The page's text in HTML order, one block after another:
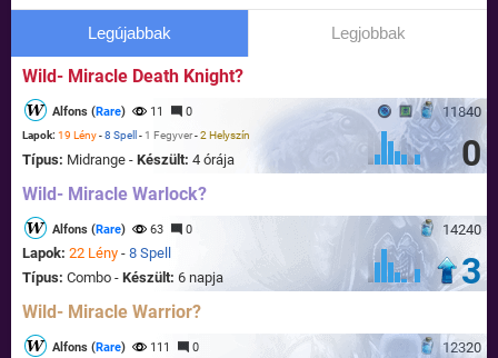
Legújabbak Legjobbak
Wild- Miracle Death Knight?
11840
Alfons (Rare) 11 0
Lapok: 19 Lény-8 Spell - 1 Fegyver-2 Helyszín
Típus: Midrange - Készült: 4 órája 0
Wild- Miracle Warlock?
14240
Alfons (Rare) 63 0
Lapok: 22 Lény - 8 Spell
Típus: Combo - Készült: 6 napja 3
Wild- Miracle Warrior?
12320
Alfons (Rare) 111 0